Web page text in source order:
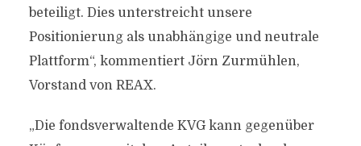
beteiligt. Dies unterstreicht unsere
Positionierung als unabhängige und neutrale
Plattform“, kommentiert Jörn Zurmühlen,
Vorstand von REAX.
„Die fondsverwaltende KVG kann gegenüber